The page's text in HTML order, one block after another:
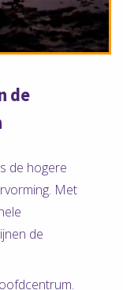
de
de hogere
Met
de